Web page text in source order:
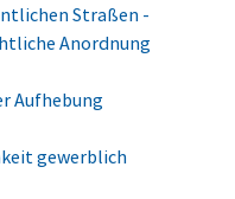
Straßen -
Anordnung
Aufhebung
gewerblich